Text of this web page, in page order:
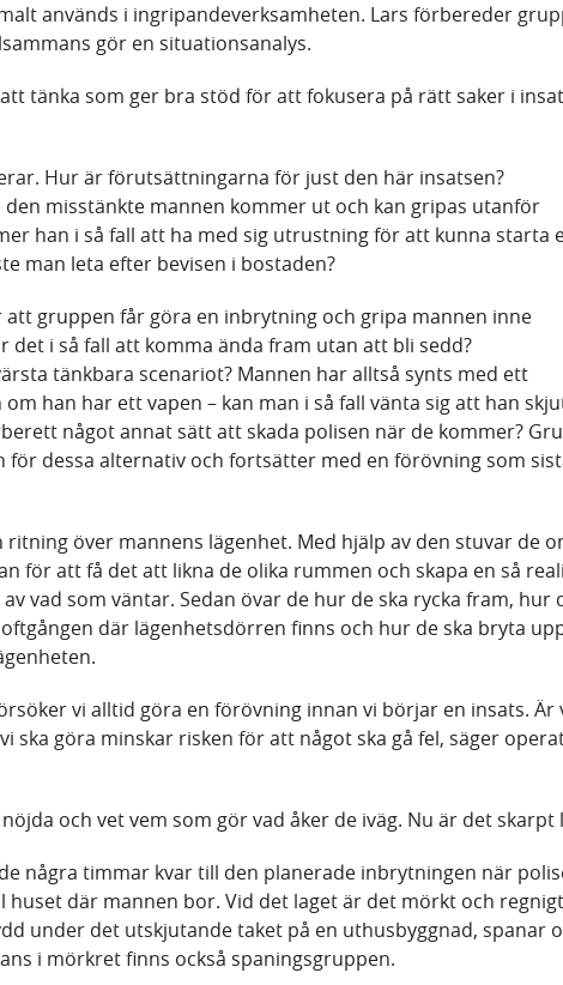
används i ingripandeverksamheten. Lars förbereder
gör en situationsanalys.
tänka som ger bra stöd för att fokusera på rätt saker i
Hur är förutsättningarna för just den här insatsen?
den misstänkte mannen kommer ut och kan gripas utanför
han i så fall att ha med sig utrustning för att kunna starta
man leta efter bevisen i bostaden?
att gruppen får göra en inbrytning och gripa mannen inne
det i så fall att komma ända fram utan att bli sedd?
tänkbara scenariot? Mannen har alltså synts med ett
han har ett vapen – kan man i så fall vänta sig att han
något annat sätt att skada polisen när de kommer?
för dessa alternativ och fortsätter med en förövning som
ritning över mannens lägenhet. Med hjälp av den stuvar de
för att få det att likna de olika rummen och skapa en så
vad som väntar. Sedan övar de hur de ska rycka fram, hur
där lägenhetsdörren finns och hur de ska bryta
vi alltid göra en förövning innan vi börjar en insats. Är
ska göra minskar risken för att något ska gå fel, säger
och vet vem som gör vad åker de iväg. Nu är det skarpt
några timmar kvar till den planerade inbrytningen när
huset där mannen bor. Vid det laget är det mörkt och
under det utskjutande taket på en uthusbyggnad, spanar
i mörkret finns också spaningsgruppen.